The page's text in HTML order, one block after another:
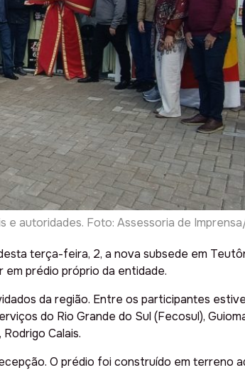
autoridades. Foto: Assessoria de
terça-feira, 2, a nova subsede em
em prédio próprio da entidade.
da região. Entre os participantes
do Rio Grande do Sul (Fecosul),
Calais.
O prédio foi construído em terreno